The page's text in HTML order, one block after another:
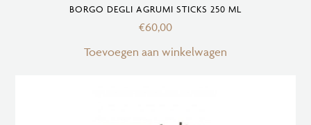
BORGO DEGLI AGRUMI STICKS 250 ML
€60,00
Toevoegen aan winkelwagen